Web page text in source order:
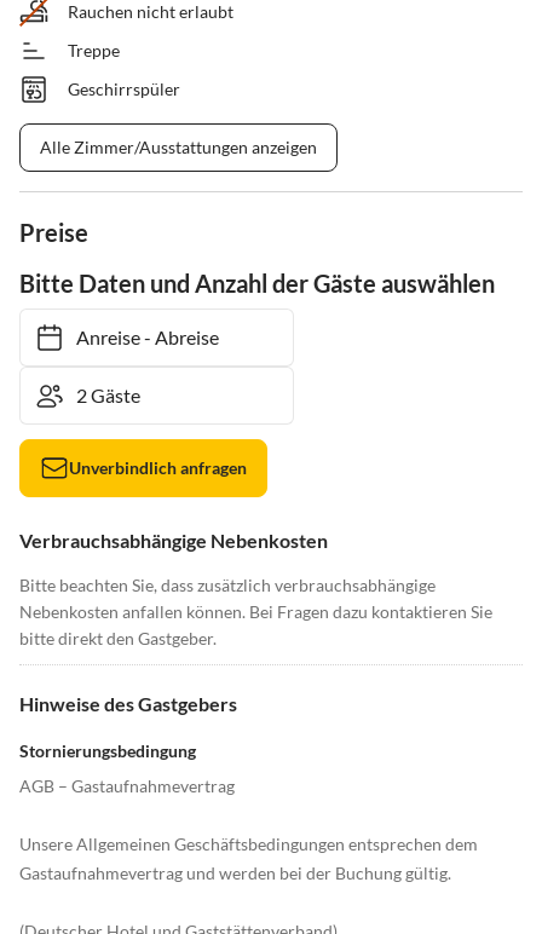
Rauchen nicht erlaubt
Treppe
Geschirrspüler
Alle Zimmer/Ausstattungen anzeigen
Preise
Bitte Daten und Anzahl der Gäste auswählen
Anreise- Abreise
Unverbindlich anfragen
Verbrauchsabhängige Nebenkosten
Bitte beachten Sie, dass zusätzlich verbrauchsabhängige
Nebenkosten anfallen können. Bei Fragen dazu kontaktieren Sie
bitte direkt den Gastgeber.
Hinweise des Gastgebers
Stornierungsbedingung
AGB – Gastaufnahmevertrag
Unsere Allgemeinen Geschäftsbedingungen entsprechen dem
Gastaufnahmevertrag und werden bei der Buchung gültig.